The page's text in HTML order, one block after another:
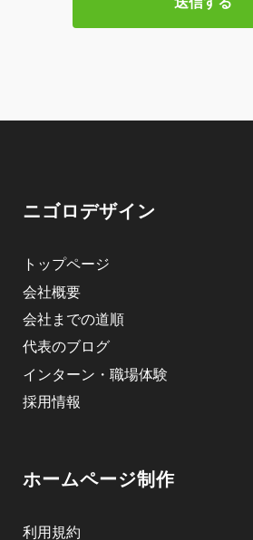
ニゴロデザイン
トップページ
会社概要
会社までの道順
代表のブログ
インターン・職場体験
採用情報
ホームページ制作
利用規約